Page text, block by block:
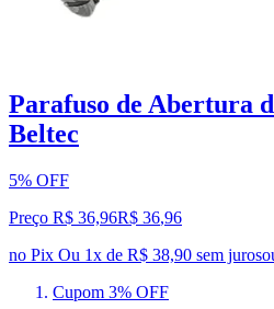
Parafuso de Abertura
Beltec
5% OFF
Preço R$ 36,96R$ 36,96
no Pix Ou 1x de R$ 38,90 sem juros
Cupom 3% OFF